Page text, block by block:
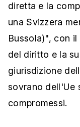
diretta e la
una Svizzera
Bussola)", con
del diritto e la
giurisdizione
sovrano dell'Ue
compromessi.